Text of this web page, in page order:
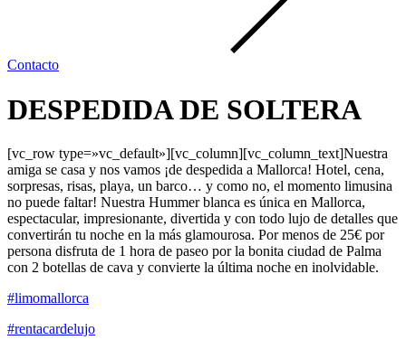
Contacto
DESPEDIDA DE SOLTERA
[vc_row type=»vc_default»][vc_column][vc_column_text]Nuestra
amiga se casa y nos vamos ¡de despedida a Mallorca! Hotel, cena,
sorpresas, risas, playa, un barco… y como no, el momento limusina
no puede faltar! Nuestra Hummer blanca es única en Mallorca,
espectacular, impresionante, divertida y con todo lujo de detalles que
convertirán tu noche en la más glamourosa. Por menos de 25€ por
persona disfruta de 1 hora de paseo por la bonita ciudad de Palma
con 2 botellas de cava y convierte la última noche en inolvidable.
#limomallorca
#rentacardelujo